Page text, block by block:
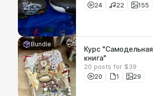
24
22 155
Bundle
Курс "Самодельная
книга"
20 posts for $39
20
1 29